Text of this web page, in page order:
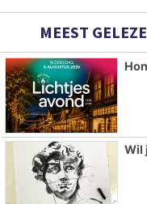
MEEST
Wil